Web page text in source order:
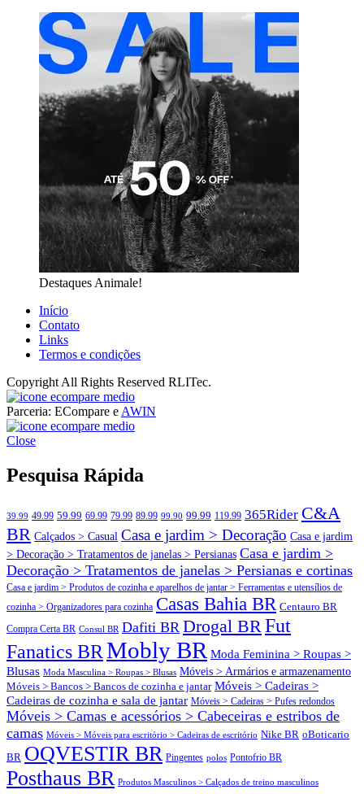
Destaques Animale!
Início
Contato
Links
Termos e condições
Copyright All Rights Reserved RLITec.
ECompare e EConomize nas Lojas dos principais Marketplaces
brasileiros
Parceria: ECompare e AWIN
brasileiros
Close
Pesquisa Rápida
39.99 49.99 59.99 69.99 79.99 89.99 99.90 99.99 119.99 365Rider C&A
BR Calçados > Casual Casa e jardim > Decoração Casa e jardim
> Decoração > Tratamentos de janelas > Persianas Casa e jardim >
Decoração > Tratamentos de janelas > Persianas e cortinas
Casa e jardim > Produtos de cozinha e aparelhos de jantar > Ferramentas e utensílios de
cozinha > Organizadores para cozinha Casas Bahia BR Centauro BR
Compra Certa BR Consul BR Dafiti BR Drogal BR Fut
Fanatics BR Mobly BR Moda Feminina > Roupas >
Blusas Moda Masculina > Roupas > Blusas Móveis > Armários e armazenamento
Móveis > Bancos > Bancos de cozinha e jantar Móveis > Cadeiras >
Cadeiras de cozinha e sala de jantar Móveis > Cadeiras > Pufes redondos
Móveis > Camas e acessórios > Cabeceiras e estribos de
camas Móveis > Móveis para escritório > Cadeiras de escritório Nike BR oBoticario
BR OQVESTIR BR Pingentes polos Pontofrio BR
Posthaus BR Produtos Masculinos > Calçados de treino masculinos